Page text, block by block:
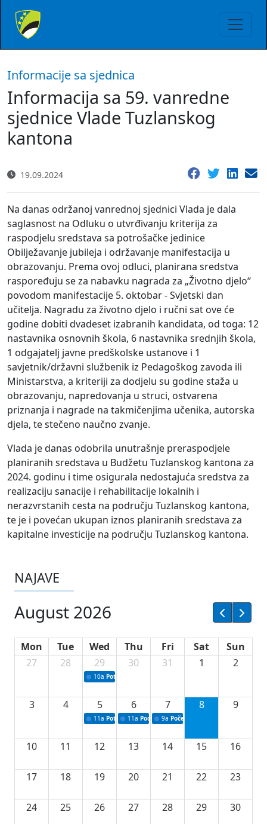
Informacije sa sjednica
Informacija sa 59. vanredne
sjednice Vlade Tuzlanskog
kantona
19.09.2024
Na danas održanoj vanrednoj sjednici Vlada je dala
saglasnost na Odluku o utvrđivanju kriterija za
raspodjelu sredstava sa potrošačke jedinice
Obilježavanje jubileja i održavanje manifestacija u
obrazovanju. Prema ovoj odluci, planirana sredstva
raspoređuju se za nabavku nagrada za „Životno djelo“
povodom manifestacije 5. oktobar - Svjetski dan
učitelja. Nagradu za životno djelo i ručni sat ove će
godine dobiti dvadeset izabranih kandidata, od toga: 12
nastavnika osnovnih škola, 6 nastavnika srednjih škola,
1 odgajatelj javne predškolske ustanove i 1
savjetnik/državni službenik iz Pedagoškog zavoda ili
Ministarstva, a kriteriji za dodjelu su godine staža u
obrazovanju, napredovanja u struci, ostvarena
priznanja i nagrade na takmičenjima učenika, autorska
djela, te stečeno naučno zvanje.
Vlada je danas odobrila unutrašnje preraspodjele
planiranih sredstava u Budžetu Tuzlanskog kantona za
2024. godinu i time osigurala nedostajuća sredstva za
realizaciju sanacije i rehabilitacije lokalnih i
nerazvrstanih cesta na području Tuzlanskog kantona,
te je i povećan ukupan iznos planiranih sredstava za
kapitalne investicije na području Tuzlanskog kantona.
NAJAVE
August 2026
Mon Tue Wed Thu Fri Sat
Sun
27
28 29
10a Potpisivanje ugovora sa neprofitnim
30 31 1 2
3 4 5
11a Potpisivanje ugovora o stipendijama za
6
11a Podrška razvoju vodne infrastrukture u
7
9a Početak izgradnje nove
8 9
10 11 12 13 14 15 16
17 18 19 20 21 22 23
24 25 26 27 28 29 30